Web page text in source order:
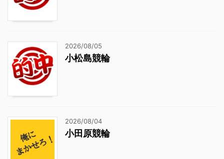
2026/08/05
小松島競輪
2026/08/04
小田原競輪